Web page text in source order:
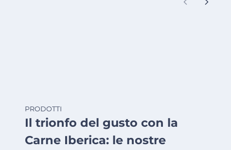
PRODOTTI
Il trionfo del gusto con la
Carne Iberica: le nostre